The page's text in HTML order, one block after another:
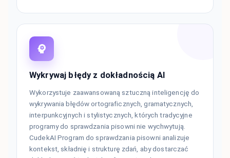
Wykrywaj błędy z dokładnością AI
Wykorzystuje zaawansowaną sztuczną inteligencję do
wykrywania błędów ortograficznych, gramatycznych,
interpunkcyjnych i stylistycznych, których tradycyjne
programy do sprawdzania pisowni nie wychwytują.
CudekAI Program do sprawdzania pisowni analizuje
kontekst, składnię i strukturę zdań, aby dostarczać